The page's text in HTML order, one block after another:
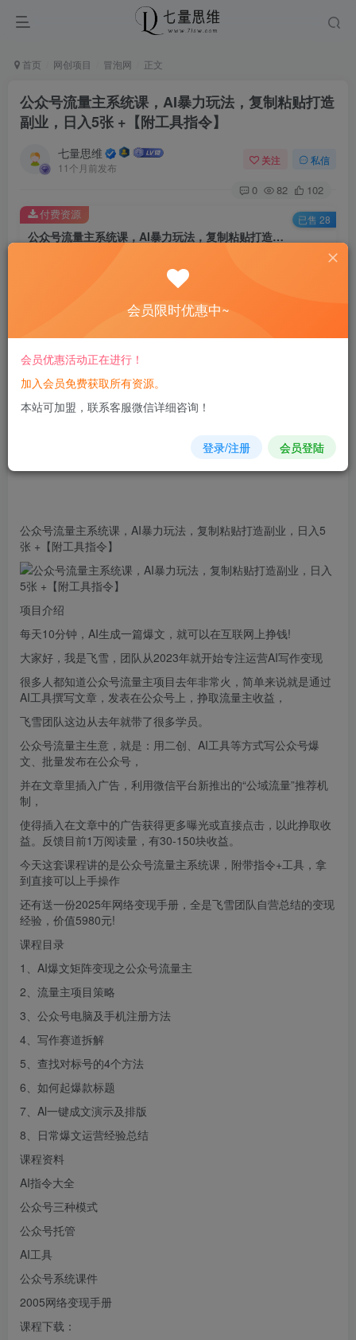
首页 网创项目 冒泡网 正文
公众号流量主系统课，AI暴力玩法，复制粘贴打造
副业，日入5张 +【附工具指令】
七量思维
11个月前发布
关注 私信
0 82 102
公众号流量主系统课，AI暴力玩法，复制粘贴打造副业，日入5张 +【附工具指令】
8.8
免费
您当前未登录！建议登陆后购买，可保存购买订单
付费资源 已售 28
公众号流量主系统课，AI暴力玩法，复制粘贴打造副业，日入5
张 +【附工具指令】
项目介绍
每天10分钟，AI生成一篇爆文，就可以在互联网上挣钱!
大家好，我是飞雪，团队从2023年就开始专注运营AI写作变现
很多人都知道公众号流量主项目去年非常火，简单来说就是通过
AI工具撰写文章，发表在公众号上，挣取流量主收益，
飞雪团队这边从去年就带了很多学员。
公众号流量主生意，就是：用二创、AI工具等方式写公众号爆
文、批量发布在公众号，
并在文章里插入广告，利用微信平台新推出的“公域流量”推荐机
制，
使得插入在文章中的广告获得更多曝光或直接点击，以此挣取收
益。反馈目前1万阅读量，有30-150块收益。
今天这套课程讲的是公众号流量主系统课，附带指令+工具，拿
到直接可以上手操作
还有送一份2025年网络变现手册，全是飞雪团队自营总结的变现
经验，价值5980元!
课程目录
1、AI爆文矩阵变现之公众号流量主
2、流量主项目策略
3、公众号电脑及手机注册方法
4、写作赛道拆解
5、查找对标号的4个方法
6、如何起爆款标题
7、Al一键成文演示及排版
8、日常爆文运营经验总结
课程资料
AI指令大全
公众号三种模式
公众号托管
AI工具
公众号系统课件
2005网络变现手册
课程下载：
会员限时优惠中~
会员优惠活动正在进行！
加入会员免费获取所有资源。
本站可加盟，联系客服微信详细咨询！
登录/注册 会员登陆